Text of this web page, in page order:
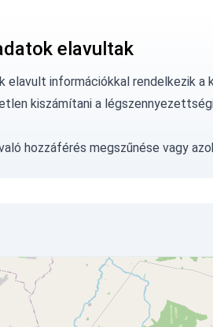
elavultak
elavult információkkal rendelkezik
kiszámítani a
hozzáférés megszűnése vagy